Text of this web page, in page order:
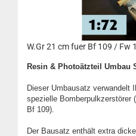
W.Gr 21 cm fuer Bf 109 / Fw
Resin & Photoätzteil Umbau
Dieser Umbausatz verwandelt
spezielle Bomberpulkzerstörer
Bf 109).
Der Bausatz enthält extra